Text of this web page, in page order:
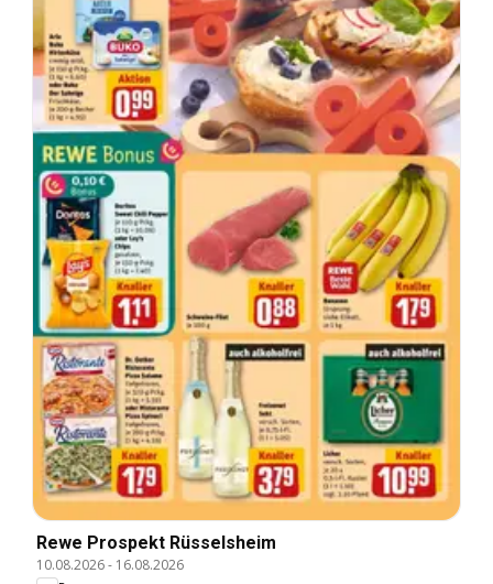
Rewe Prospekt Rüsselsheim
10.08.2026- 16.08.2026